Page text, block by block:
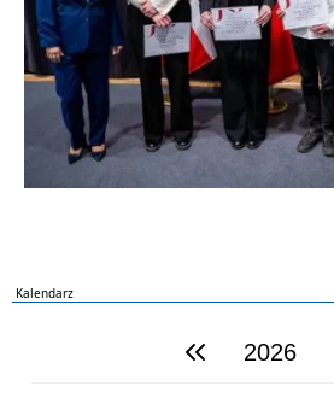
Kalendarz
poprzedni rok2026